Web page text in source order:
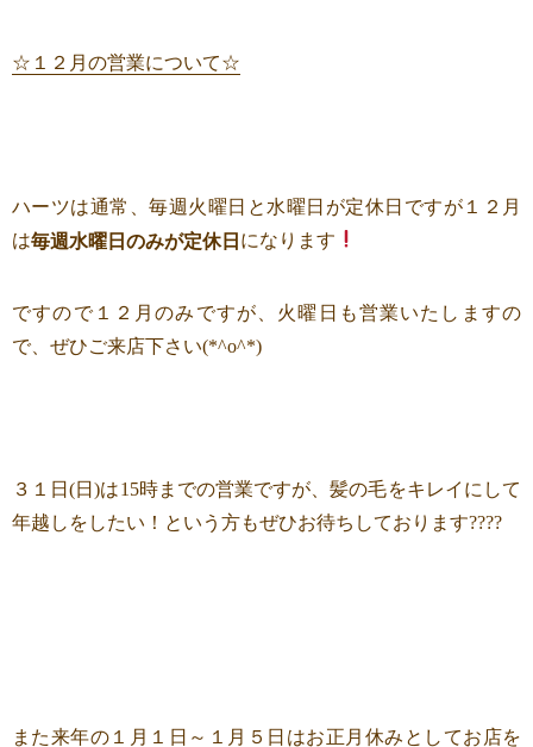
☆１２月の営業について☆
ハーツは通常、毎週火曜日と水曜日が定休日ですが１２月
は毎週水曜日のみが定休日 になります
ですので１２月のみですが、火曜日も営業いたしますの
で、ぜひご来店下さい(*^o^*)
３１日(日)は15時までの営業ですが、髪の毛をキレイにして
年越しをしたい！という方もぜひお待ちしております????
また来年の１月１日～１月５日はお正月休みとしてお店を